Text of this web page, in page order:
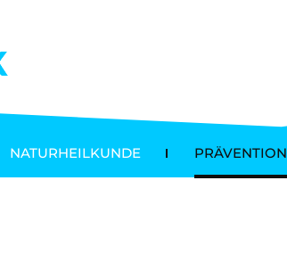
NATURHEILKUNDE PRÄVENTION